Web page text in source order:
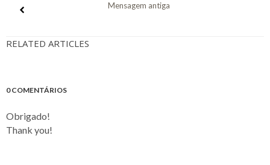
Mensagem antiga
RELATED ARTICLES
0 COMENTÁRIOS
Obrigado!
Thank you!